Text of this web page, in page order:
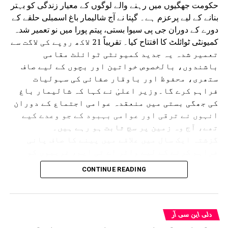
حکومت جھگیوں میں رہنے والے لوگوں کے معیار زندگی کو بہتر
بنانے کے لیے پرعزم ہے۔ گپتا نے آج شالیمار باغ اسمبلی حلقے کے
دورے کے دوران جی پی سیوا بستی، پیتم پورا میں نو تعمیر شدہ
کمیونٹی ٹوائلٹ کا افتتاح کیا۔ تقریباً 21 لاکھ روپے کی لاگت سے
تعمیر شدہ یہ جدید کمیونٹی ٹوائلٹ مقامی
باشندوں، بالخصوص خواتین اور بچوں کے لیے صاف
ستھری، محفوظ اور باوقار صفائی کی سہولیات
فراہم کرے گا۔وزیر اعلیٰ نے کہا کہ شالیمار باغ
کی جھگی بستی میں منعقدہ عوامی اجتماع کے دوران
انہوں نے ترقی اور عوامی بہبود کے جو وعدے کیے
تھے، آج وہ زمین پر سچ ثابت ہو رہے ہیں۔
سستا اور تغذیہ بخش کھانا فراہم کرنے کے لیے اٹل
کینٹین، پانی کی نئی پائپ لائن، سی سی ٹی وی
سیٹوں کی تعمیر کا کام بھی جاری ہے۔انہوں نے کہا کہ دہلی
CONTINUE READING
دلی این سی آر